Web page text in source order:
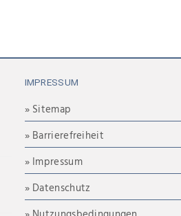
IMPRESSUM
» Sitemap
» Barrierefreiheit
» Impressum
» Datenschutz